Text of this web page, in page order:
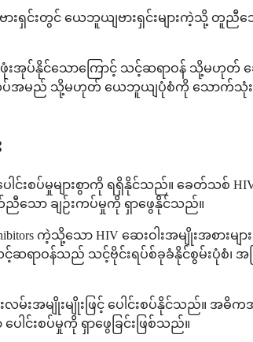
င် ယေဘူယျဗားရှင်းများကဲ့သို့ တူညီသော တ
းအုပ်နိုင်သောကြောင့် သင့်ဆရာဝန် သို့မ
မည် သို့မဟုတ် ယေဘူယျပုံစံကို သောက်သုံးသ
စပ်မှုများစွာကို ရရှိနိုင်သည်။ ခေတ်သစ်
သော ချဉ်းကပ်မှုကို ရှာဖွေနိုင်သည်။
inhibitors ကဲ့သို့သော HIV ဆေးဝါးအမျိုးအ
သည် သင့်ဗိုင်းရပ်စ်ခုခံနိုင်စွမ်းပုံစံ၊ အခြာ
းအမျိုးမျိုးဖြင့် ပေါင်းစပ်နိုင်သည်။ အ
ါင်းစပ်မှုကို ရှာဖွေခြင်းဖြစ်သည်။